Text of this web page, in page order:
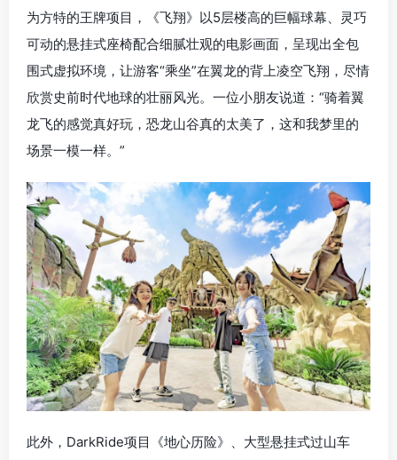
为方特的王牌项目，《飞翔》以5层楼高的巨幅球幕、灵巧
可动的悬挂式座椅配合细腻壮观的电影画面，呈现出全包
围式虚拟环境，让游客“乘坐”在翼龙的背上凌空飞翔，尽情
欣赏史前时代地球的壮丽风光。一位小朋友说道：“骑着翼
龙飞的感觉真好玩，恐龙山谷真的太美了，这和我梦里的
场景一模一样。”
此外，DarkRide项目《地心历险》、大型悬挂式过山车